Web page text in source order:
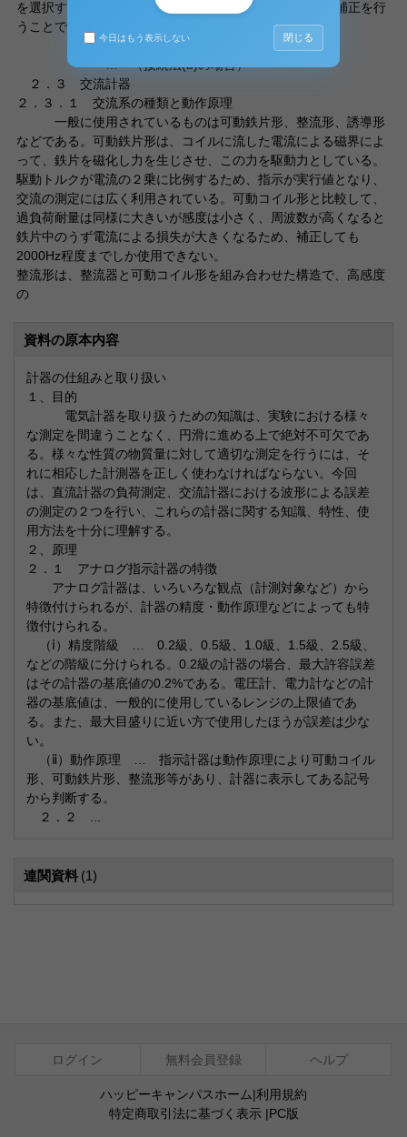
を選択する。また、ｒa、ｒvが既知の場合、その値から補正を行
うことでより正確な値が得られる。
… （接続法(a)の場合)
… （接続法(b)の場合）
２．３ 交流計器
２．３．１ 交流系の種類と動作原理
一般に使用されているものは可動鉄片形、整流形、誘導形
などである。可動鉄片形は、コイルに流した電流による磁界によ
って、鉄片を磁化し力を生じさせ、この力を駆動力としている。
駆動トルクが電流の２乗に比例するため、指示が実行値となり、
交流の測定には広く利用されている。可動コイル形と比較して、
過負荷耐量は同様に大きいが感度は小さく、周波数が高くなると
鉄片中のうず電流による損失が大きくなるため、補正しても
2000Hz程度までしか使用できない。
整流形は、整流器と可動コイル形を組み合わせた構造で、高感度
の
資料の原本内容
計器の仕組みと取り扱い
１、目的
電気計器を取り扱うための知識は、実験における様々
な測定を間違うことなく、円滑に進める上で絶対不可欠であ
る。様々な性質の物質量に対して適切な測定を行うには、そ
れに相応した計測器を正しく使わなければならない。今回
は、直流計器の負荷測定、交流計器における波形による誤差
の測定の２つを行い、これらの計器に関する知識、特性、使
用方法を十分に理解する。
２、原理
２．１ アナログ指示計器の特徴
アナログ計器は、いろいろな観点（計測対象など）から
特徴付けられるが、計器の精度・動作原理などによっても特
徴付けられる。
（ⅰ）精度階級 … 0.2級、0.5級、1.0級、1.5級、2.5級、
などの階級に分けられる。0.2級の計器の場合、最大許容誤差
はその計器の基底値の0.2%である。電圧計、電力計などの計
器の基底値は、一般的に使用しているレンジの上限値であ
る。また、最大目盛りに近い方で使用したほうが誤差は少な
い。
（ⅱ）動作原理 … 指示計器は動作原理により可動コイル
形、可動鉄片形、整流形等があり、計器に表示してある記号
から判断する。
２．２ ...
連関資料 (1)
ログイン 無料会員登録 ヘルプ
ハッピーキャンパスホーム|利用規約
特定商取引法に基づく表示|PC版
今日はもう表示しない 閉じる